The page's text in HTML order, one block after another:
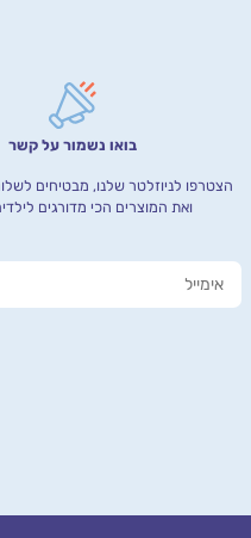
בואו נשמור על קשר
הצטרפו לניוזלטר שלנו, מבטיחים
ואת המוצרים הכי מדורגים